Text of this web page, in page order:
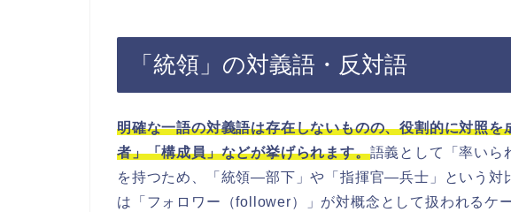
「統領」の対義語・反対語
明確な一語の対義語は存在しないものの、役割的に対照
者」「構成員」などが挙げられます。語義として「率いら
を持つため、「統領―部下」や「指揮官―兵士」という対
は「フォロワー（follower）」が対概念として扱われるケ